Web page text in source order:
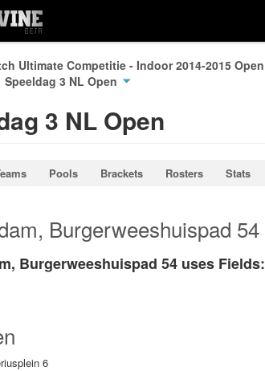
Ultimate Competitie - Indoor 2014-2015 Open
Speeldag 3 NL Open
3 NL Open
Pools Brackets Rosters Stats
Burgerweeshuispad 54
Burgerweeshuispad 54 uses Fields:
6